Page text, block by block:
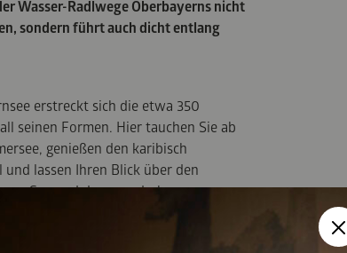
Wasser-Radlwege Oberbayerns nicht
sondern führt auch dicht entlang
erstreckt sich die etwa 350
seinen Formen. Hier tauchen Sie ab
genießen den karibisch
lassen Ihren Blick über den
See und den wunderbaren